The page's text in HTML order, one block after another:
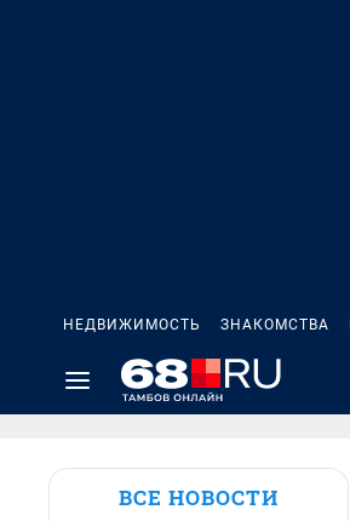
НЕДВИЖИМОСТЬ ЗНАКОМСТВА
ВСЕ НОВОСТИ